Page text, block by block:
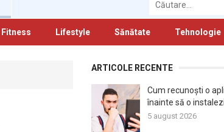
Fitness Lifestyle Sănătate Tehnologie
ARTICOLE RECENTE
Cum recunoști o
înainte să o instalezi
5 august 2026